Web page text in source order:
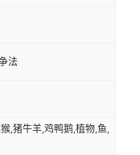
法
,猪牛羊,鸡鸭鹅,植物,鱼,